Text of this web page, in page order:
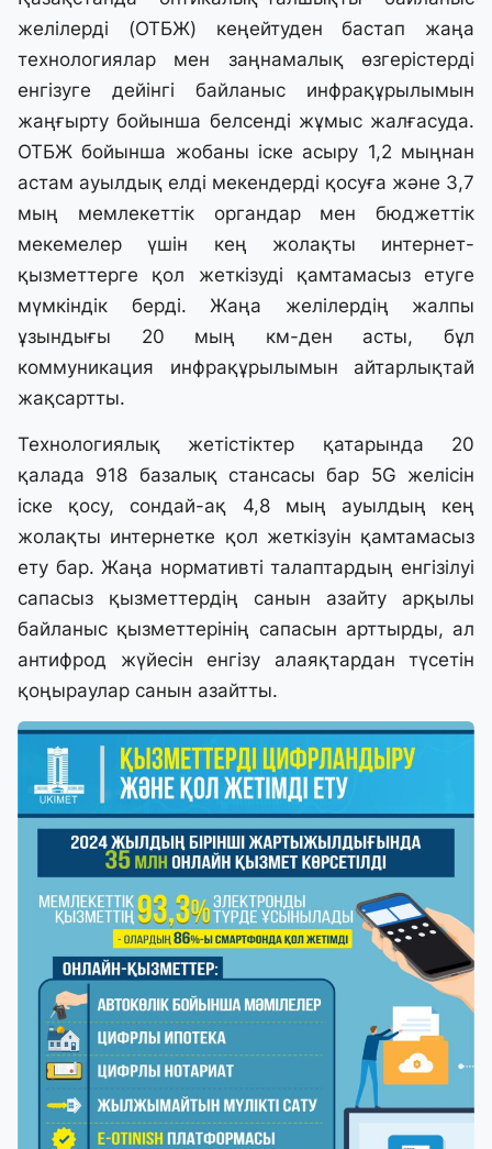
желілерді (ОТБЖ) кеңейтуден бастап жаңа
технологиялар мен заңнамалық өзгерістерді
енгізуге дейінгі байланыс инфрақұрылымын
жаңғырту бойынша белсенді жұмыс жалғасуда.
ОТБЖ бойынша жобаны іске асыру 1,2 мыңнан
астам ауылдық елді мекендерді қосуға және 3,7
мың мемлекеттік органдар мен бюджеттік
мекемелер үшін кең жолақты интернет-
қызметтерге қол жеткізуді қамтамасыз етуге
мүмкіндік берді. Жаңа желілердің жалпы
ұзындығы 20 мың км-ден асты, бұл
коммуникация инфрақұрылымын айтарлықтай
жақсартты.
Технологиялық жетістіктер қатарында 20
қалада 918 базалық стансасы бар 5G желісін
іске қосу, сондай-ақ 4,8 мың ауылдың кең
жолақты интернетке қол жеткізуін қамтамасыз
ету бар. Жаңа нормативті талаптардың енгізілуі
сапасыз қызметтердің санын азайту арқылы
байланыс қызметтерінің сапасын арттырды, ал
антифрод жүйесін енгізу алаяқтардан түсетін
қоңыраулар санын азайтты.